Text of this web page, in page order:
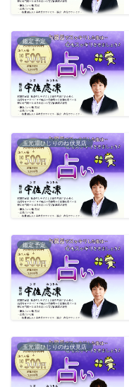
鑑定予定
玉光湯ひじりのね伏見店
鑑定予定
玉光湯ひじりのね伏見店